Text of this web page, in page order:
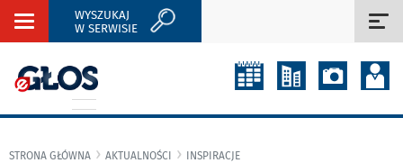
Rozwiń
WYSZUKAJ
W SERWISIE
STRONA GŁÓWNA AKTUALNOŚCI INSPIRACJE